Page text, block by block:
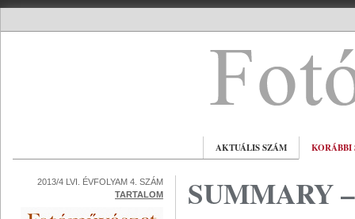
AKTUÁLIS SZÁM KORÁBBI
2013/4 LVI. ÉVFOLYAM 4. SZÁM
TARTALOM
SUMMARY